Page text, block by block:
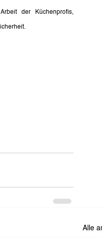
der Küchenprofis,
Alle